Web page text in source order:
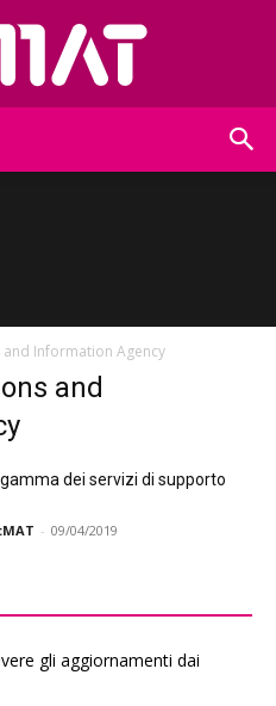
Information Agency
and
dei servizi di supporto
- 09/04/2019
gli aggiornamenti dai